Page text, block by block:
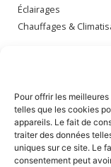
Pour offrir les
telles que les cookies
appareils. Le fait de
traiter des données
uniques sur ce site. Le
consentement peut
Éclairages
Chauffages &
Mon compte
Mes commandes
Mes adresses
Mon panier